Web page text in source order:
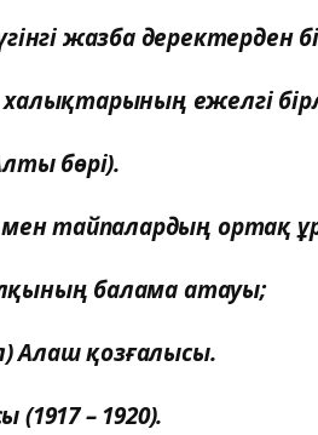
жазба деректерден
ежелгі
бөрі).
тайпалардың ортақ
балама атауы;
Алаш қозғалысы.
– 1920).